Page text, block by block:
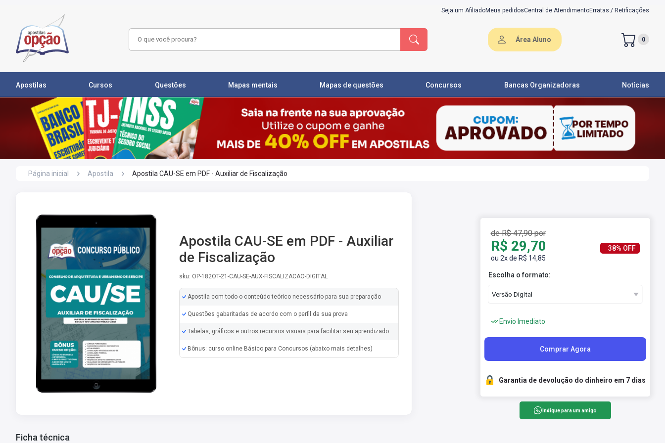
Seja um AfiliadoMeus pedidosCentral de AtendimentoErratas / Retificações
Área Aluno 0
Apostilas Cursos Questões Mapas mentais Mapas de questões Concursos Bancas Organizadoras Notícias
Página inicial Apostila Apostila CAU-SE em PDF - Auxiliar de Fiscalização
Apostila CAU-SE em PDF - Auxiliar
de Fiscalização
sku: OP-182OT-21-CAU-SE-AUX-FISCALIZACAO-DIGITAL
Apostila com todo o conteúdo teórico necessário para sua preparação
Questões gabaritadas de acordo com o perfil da sua prova
Tabelas, gráficos e outros recursos visuais para facilitar seu aprendizado
Bônus: curso online Básico para Concursos (abaixo mais detalhes)
Ficha técnica
de R$ 47,90 por
R$ 29,70
ou 2x de R$ 14,85
38% OFF
Escolha o formato:
Envio Imediato
Comprar Agora
Garantia de devolução do dinheiro em 7 dias
Indique para um amigo